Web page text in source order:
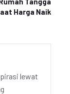
Harga Naik
lewat